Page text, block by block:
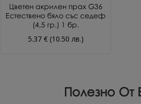
Цветен акрилен прах G36
Естествено бяло със седеф
(4,5 гр.) 1 бр.
5.37 € (10.50 лв.)
Полезно От